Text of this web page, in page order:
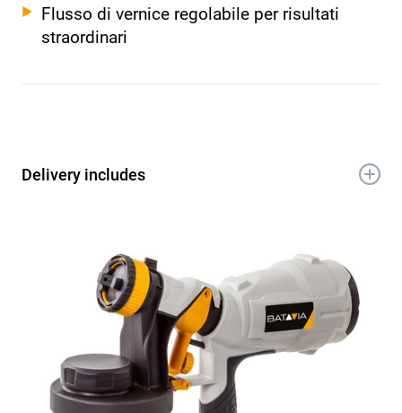
Flusso di vernice regolabile per risultati
straordinari
Delivery includes
1x Bicchiere per misurare la viscosità
1x Spazzola di pulizia per ugello
1x Spazzola di pulizia
1x Chiave inglese
1x Cacciavite
1x Manuale
1x Scheda di garanzia